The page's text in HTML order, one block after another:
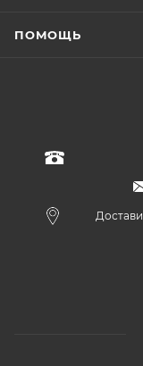
ПОМОЩЬ